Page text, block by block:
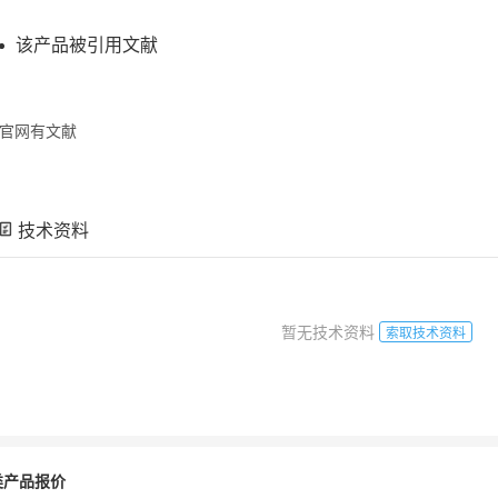
该产品被引用文献
官网有文献
技术资料
暂无技术资料 索取技术资料
品报价